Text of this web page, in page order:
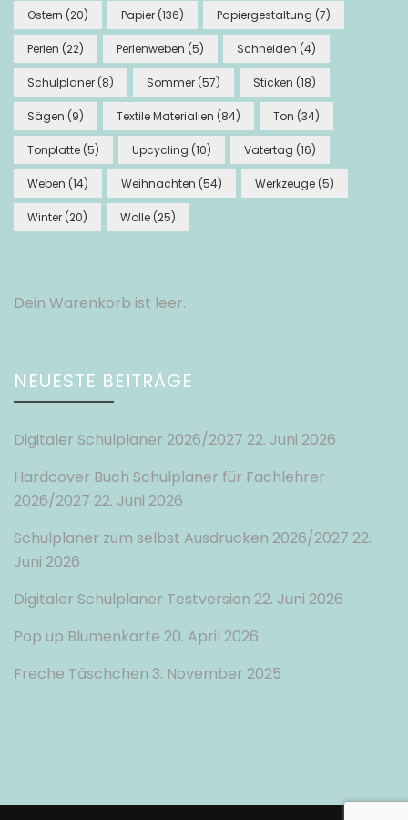
Ostern (20) Papier (136) Papiergestaltung (7)
Perlen (22) Perlenweben (5) Schneiden (4)
Schulplaner (8) Sommer (57) Sticken (18)
Sägen (9) Textile Materialien (84) Ton (34)
Tonplatte (5) Upcycling (10) Vatertag (16)
Weben (14) Weihnachten (54) Werkzeuge (5)
Winter (20) Wolle (25)
Dein Warenkorb ist leer.
NEUESTE BEITRÄGE
Digitaler Schulplaner 2026/2027 22. Juni 2026
Hardcover Buch Schulplaner für Fachlehrer
2026/2027 22. Juni 2026
Schulplaner zum selbst Ausdrucken 2026/2027 22.
Juni 2026
Digitaler Schulplaner Testversion 22. Juni 2026
Pop up Blumenkarte 20. April 2026
Freche Täschchen 3. November 2025